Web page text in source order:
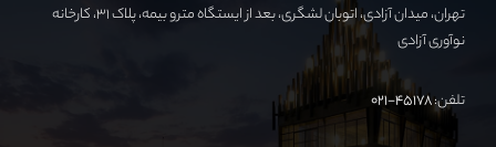
تهران، میدان آزادی، اتوبان لشگری، بعد از ایستگاه مترو بیمه، پلاک ۳۱، کارخانه
نوآوری آزادی
تلفن:۴۵۱۷۸-۰۲۱